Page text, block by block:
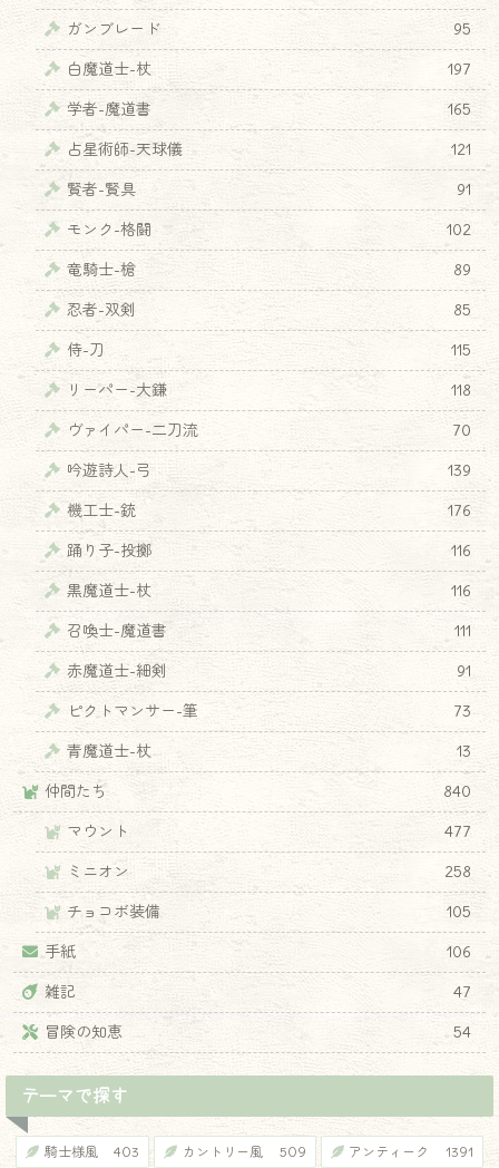
ガンブレード
95
白魔道士-杖
197
学者-魔道書
165
占星術師-天球儀
121
賢者-賢具
91
モンク-格闘
102
竜騎士-槍
89
忍者-双剣
85
侍-刀
115
リーパー-大鎌
118
ヴァイパー-二刀流
70
吟遊詩人-弓
139
機工士-銃
176
踊り子-投擲
116
黒魔道士-杖
116
召喚士-魔道書
111
赤魔道士-細剣
91
ピクトマンサー-筆
73
青魔道士-杖
13
仲間たち
840
マウント
477
ミニオン
258
チョコボ装備
105
手紙
106
雑記
47
冒険の知恵
54
テーマで探す
騎士様風 403 カントリー風 509 アンティーク 1391